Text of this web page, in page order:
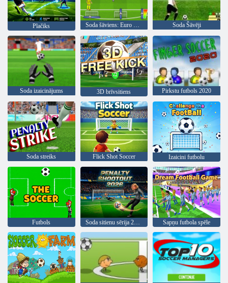
Plačiks Soda šāviens: Euro Cup 2016 Soda Šāvēji
Soda izaicinājums 3D brīvsitiens Pirkstu futbols 2020
Soda streiks Flick Shot Soccer Izaicini futbolu
Futbols Soda sitienu sērija 2026 Sapņu futbola spēle